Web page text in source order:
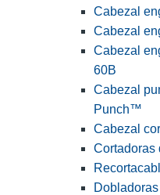
Cabezal
Cabezal
Cabezal
60B
Cabezal
Punch™
Cabezal
Cortadoras